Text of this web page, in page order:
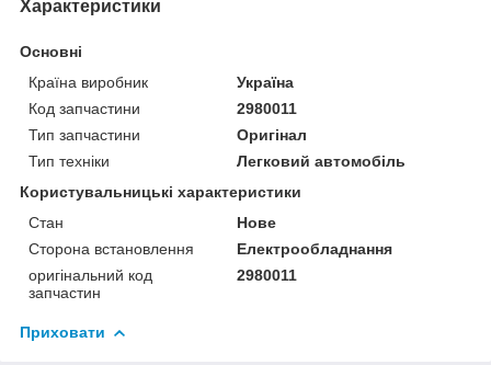
Характеристики
Основні
Країна виробник
Україна
Код запчастини
2980011
Тип запчастини
Оригінал
Тип техніки
Легковий автомобіль
Користувальницькі характеристики
Стан
Нове
Сторона встановлення
Електрообладнання
оригінальний код
запчастин
2980011
Приховати